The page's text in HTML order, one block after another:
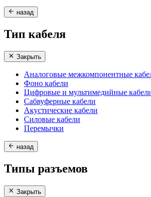
назад
Тип кабеля
Закрыть
Аналоговые межкомпонентные
Фоно кабели
Цифровые и мультимедийные
Сабвуферные кабели
Акустические кабели
Силовые кабели
Перемычки
назад
Типы разъемов
Закрыть